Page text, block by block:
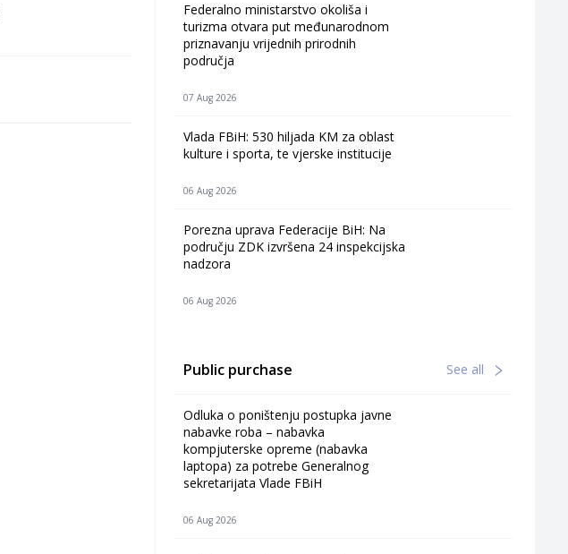
Federalno ministarstvo okoliša i
turizma otvara put međunarodnom
priznavanju vrijednih prirodnih
područja
07 Aug 2026
Vlada FBiH: 530 hiljada KM za oblast
kulture i sporta, te vjerske institucije
06 Aug 2026
Porezna uprava Federacije BiH: Na
području ZDK izvršena 24 inspekcijska
nadzora
06 Aug 2026
Public purchase See all
Odluka o poništenju postupka javne
nabavke roba – nabavka
kompjuterske opreme (nabavka
laptopa) za potrebe Generalnog
sekretarijata Vlade FBiH
06 Aug 2026